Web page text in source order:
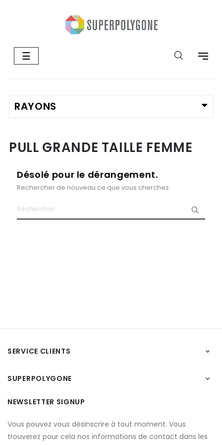
Basculer
la
☰
PULL GRANDE TAILLE FEMME
Désolé pour le dérangement.
Rechercher de nouveau ce que vous cherchez
SERVICE CLIENTS 
SUPERPOLYGONE 
NEWSLETTER SIGNUP
Vous pouvez vous désinscrire à tout moment. Vous
trouverez pour cela nos informations de contact dans les